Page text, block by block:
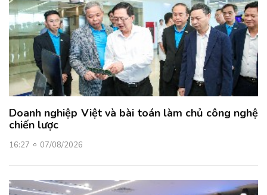
Doanh nghiệp Việt và bài toán làm chủ công nghệ
chiến lược
16:27 07/08/2026